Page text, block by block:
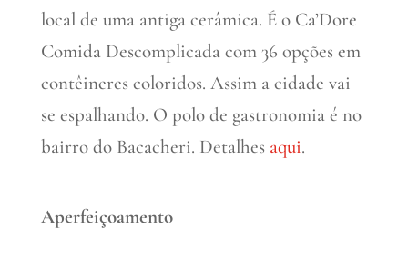
local de uma antiga cerâmica. É o Ca’Dore
Comida Descomplicada com 36 opções em
contêineres coloridos. Assim a cidade vai
se espalhando. O polo de gastronomia é no
bairro do Bacacheri. Detalhes aqui.
Aperfeiçoamento